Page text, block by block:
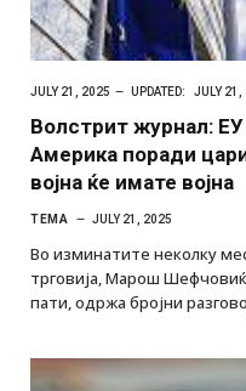
JULY 21, 2025 UPDATED: JULY 21,
Волстрит журнал:
Америка поради
војна ќе имате војна
ТЕМА JULY 21, 2025
Во изминатите неколку
трговија, Марош
пати, одржа бројни